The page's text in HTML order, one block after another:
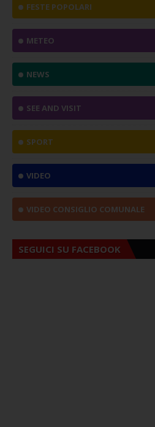
FESTE POPOLARI
METEO
NEWS
SEE AND VISIT
SPORT
VIDEO
VIDEO CONSIGLIO COMUNALE
SEGUICI SU FACEBOOK